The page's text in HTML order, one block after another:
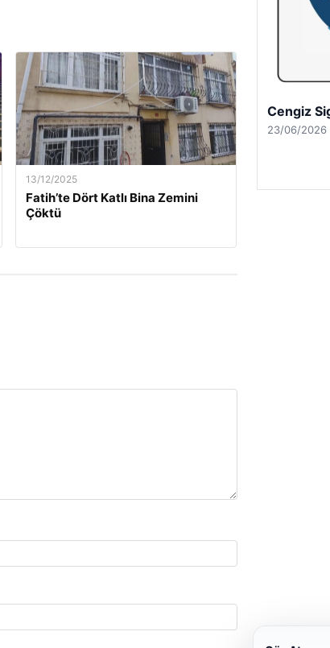
13/12/2025
Fatih’te Dört Katlı Bina Zemini
Çöktü
Hastaş
26/05/2026